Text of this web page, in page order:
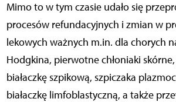
Mimo to w tym czasie udało się
procesów refundacyjnych i zmian w
lekowych ważnych m.in. dla chorych
Hodgkina, pierwotne chłoniaki skórne,
białaczkę szpikową, szpiczaka
białaczkę limfoblastyczną, a także